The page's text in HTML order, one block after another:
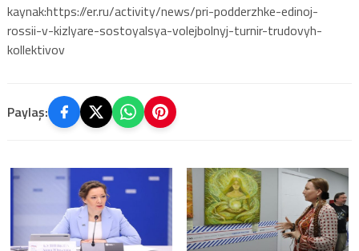
kaynak:https://er.ru/activity/news/pri-podderzhke-edinoj-
rossii-v-kizlyare-sostoyalsya-volejbolnyj-turnir-trudovyh-
kollektivov
Paylaş: